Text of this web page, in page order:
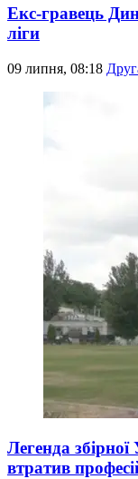
Екс-гравець
ліги
09 липня, 08:18
Легенда
втратив